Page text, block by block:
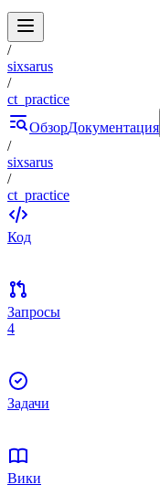
/
sixsarus
/
ct_practice
ОбзорДокументация
/
sixsarus
/
ct_practice
Код
Запросы
4
Задачи
Вики